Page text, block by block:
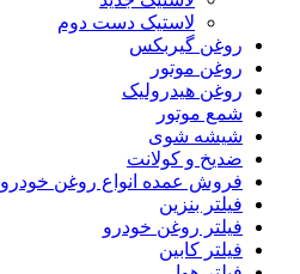
لاستیک دست دوم
روغن گیربکس
روغن موتور
روغن هیدرولیک
شمع موتور
شیشه شوی
ضدیخ و کولانت
فروش عمده انواع روغن خودرو
فیلتر بنزین
فیلتر روغن خودرو
فیلتر کابین